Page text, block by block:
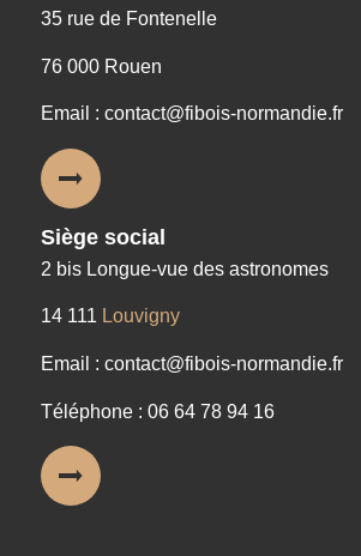
35 rue de Fontenelle
76 000 Rouen
Email : contact@fibois-normandie.fr
Siège social
2 bis Longue-vue des astronomes
14 111 Louvigny
Email : contact@fibois-normandie.fr
Téléphone : 06 64 78 94 16